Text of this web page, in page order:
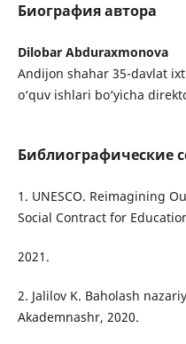
Биография автора
Dilobar Abduraxmonova
Andijon shahar 35-davlat
o‘quv ishlari bo‘yicha
Библиографические
1. UNESCO. Reimagining
Social Contract for
2021.
2. Jalilov K. Baholash
Akademnashr, 2020.